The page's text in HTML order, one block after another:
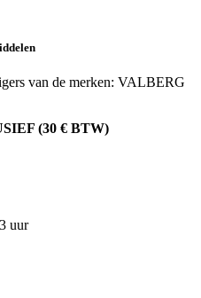
van de merken: VALBERG
(30 € BTW)
uur